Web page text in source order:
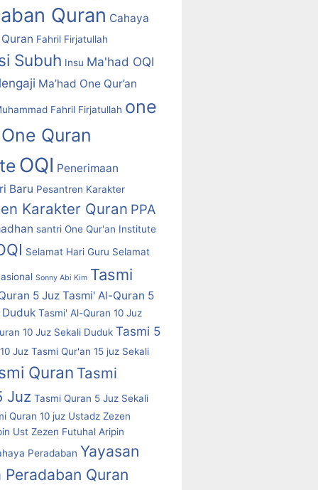
Quran Cahaya
Fahril Firjatullah
Subuh Insu Ma'had OQI
Ma’had One Qur’an
Fahril Firjatullah one
One Quran
OQI Penerimaan
Baru Pesantren Karakter
Karakter Quran PPA
santri One Qur'an Institute
Selamat Hari Guru Selamat
Sonny Abi Kim Tasmi
5 Juz Tasmi' Al-Quran 5
Tasmi' Al-Quran 10 Juz
10 Juz Sekali Duduk Tasmi 5
Juz Tasmi Qur'an 15 juz Sekali
Quran Tasmi
Juz Tasmi Quran 5 Juz Sekali
Quran 10 juz Ustadz Zezen
Ust Zezen Futuhal Aripin
Peradaban Yayasan
Peradaban Quran